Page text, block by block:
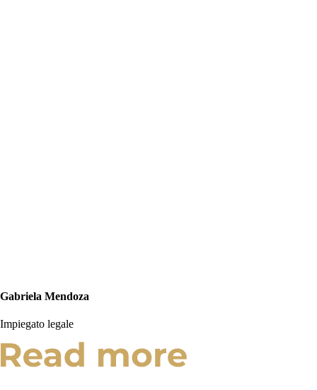
Gabriela Mendoza
Impiegato legale